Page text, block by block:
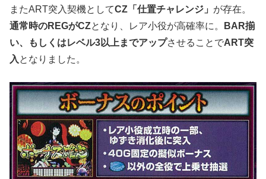
またART突入契機としてCZ「仕置チャレンジ」 が存在。
通常時のREGがCZとなり、レア小役が高確率に。
BAR揃
い、もしくはレベル3以上までアップさせることでART突
入 となりました。